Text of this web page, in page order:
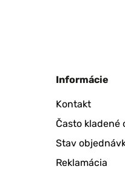
Informácie
Kontakt
Často kladené
Stav
Reklamácia